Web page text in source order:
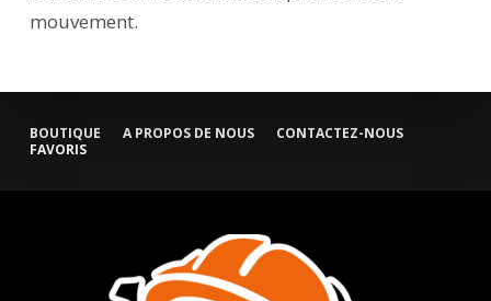
mouvement.
BOUTIQUE A PROPOS DE NOUS
CONTACTEZ-NOUS
FAVORIS